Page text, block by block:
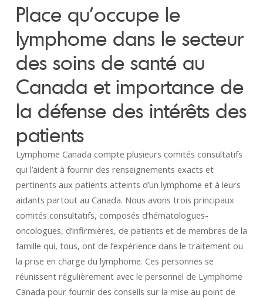
Place qu’occupe le
lymphome dans le secteur
des soins de santé au
Canada et importance de
la défense des intérêts des
patients
Lymphome Canada compte plusieurs comités consultatifs
qui l’aident à fournir des renseignements exacts et
pertinents aux patients atteints d’un lymphome et à leurs
aidants partout au Canada. Nous avons trois principaux
comités consultatifs, composés d’hématologues-
oncologues, d’infirmières, de patients et de membres de la
famille qui, tous, ont de l’expérience dans le traitement ou
la prise en charge du lymphome. Ces personnes se
réunissent régulièrement avec le personnel de Lymphome
Canada pour fournir des conseils sur la mise au point de